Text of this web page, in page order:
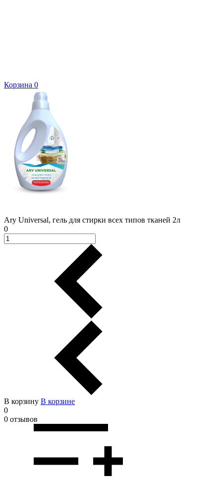
Корзина 0
Ary Universal, гель для стирки всех типов тканей 2л
0
В корзину В корзинe
0
0 отзывов